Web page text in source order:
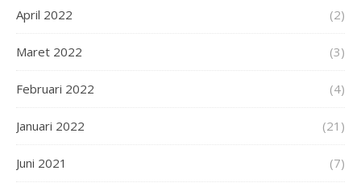
April 2022 (2)
Maret 2022 (3)
Februari 2022 (4)
Januari 2022 (21)
Juni 2021 (7)